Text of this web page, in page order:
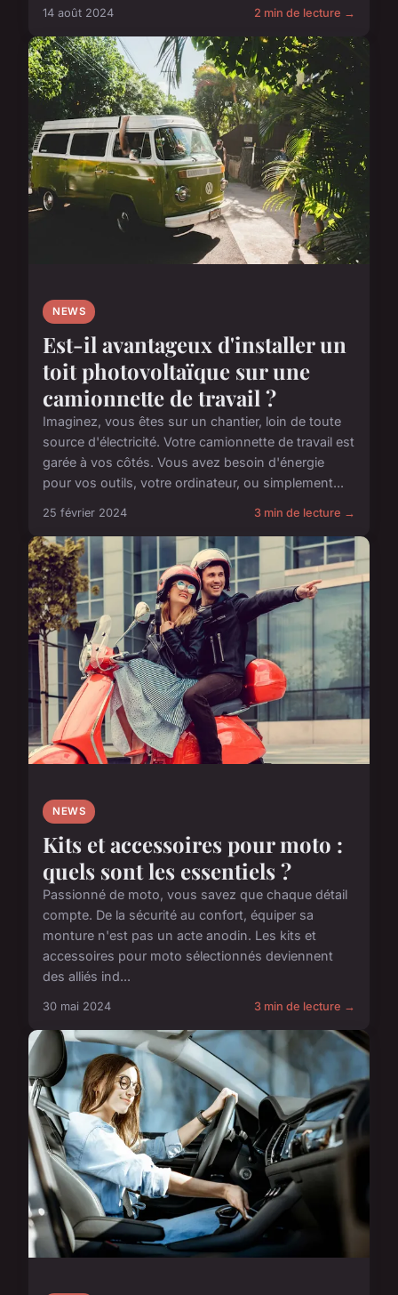
14 août 2024 2 min de lecture →
NEWS
Est-il avantageux d'installer un
toit photovoltaïque sur une
camionnette de travail ?
Imaginez, vous êtes sur un chantier, loin de toute
source d'électricité. Votre camionnette de travail est
garée à vos côtés. Vous avez besoin d'énergie
pour vos outils, votre ordinateur, ou simplement...
25 février 2024 3 min de lecture →
NEWS
Kits et accessoires pour moto :
quels sont les essentiels ?
Passionné de moto, vous savez que chaque détail
compte. De la sécurité au confort, équiper sa
monture n'est pas un acte anodin. Les kits et
accessoires pour moto sélectionnés deviennent
des alliés ind...
30 mai 2024 3 min de lecture →